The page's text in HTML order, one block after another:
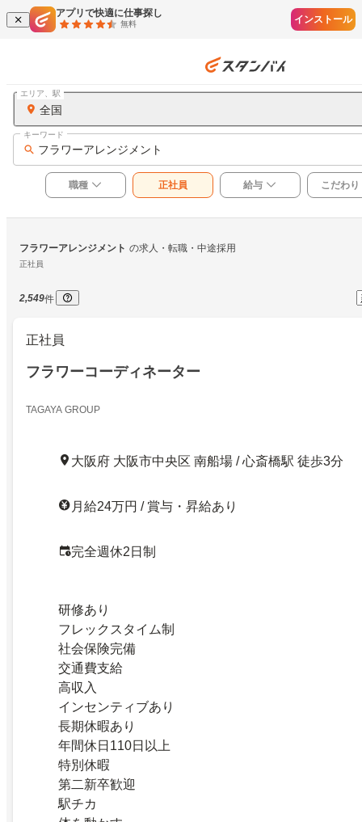
アプリで快適に仕事探し
無料 インストール
全国
エリア、駅
フラワーアレンジメント
キーワード
職種 正社員 給与 こだわり
フラワーアレンジメント の求人・転職・中途採用
正社員
2,549件
正社員
フラワーコーディネーター
TAGAYA GROUP
大阪府 大阪市中央区 南船場 / 心斎橋駅 徒歩3分
月給24万円 / 賞与・昇給あり
完全週休2日制
研修あり
フレックスタイム制
社会保険完備
交通費支給
高収入
インセンティブあり
長期休暇あり
年間休日110日以上
特別休暇
第二新卒歓迎
駅チカ